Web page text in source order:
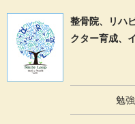
整骨院、リハ
クター育成、
勉